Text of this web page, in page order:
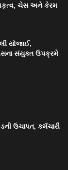
વકૃત્વ, ચેસ અને કેરમ
યોજાઈ,
સંયુક્ત ઉપક્રમે
ઉચાપત, કર્મચારી